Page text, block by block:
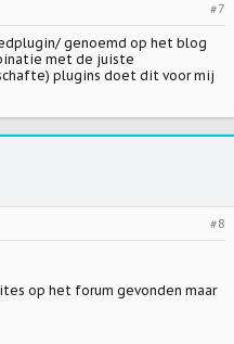
#7
genoemd op het blog
met de juiste
plugins doet dit voor mij
#8
op het forum gevonden maar